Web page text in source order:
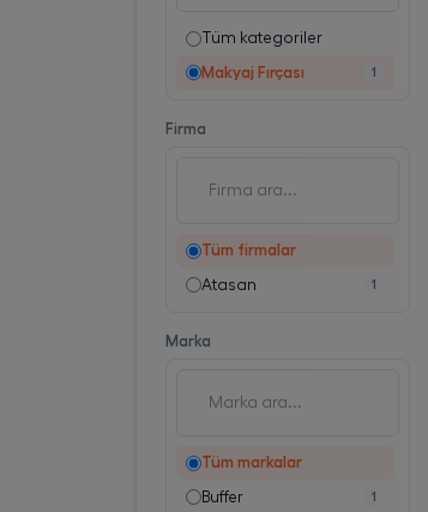
Tüm kategoriler
Makyaj Fırçası 1
Firma
Tüm firmalar
Atasan 1
Marka
Tüm markalar
Buffer 1